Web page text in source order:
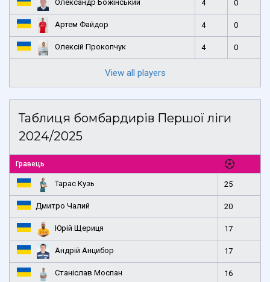
Олександр Божінський 4 0
Артем Файдор 4 0
Олексій Прокопчук 4 0
View all players
Таблиця бомбардирів Першої ліги
2024/2025
Гравець
Тарас Кузь 25
Дмитро Чалий 20
Юрій Щериця 17
Андрій Анцибор 17
Станіслав Моспан 16